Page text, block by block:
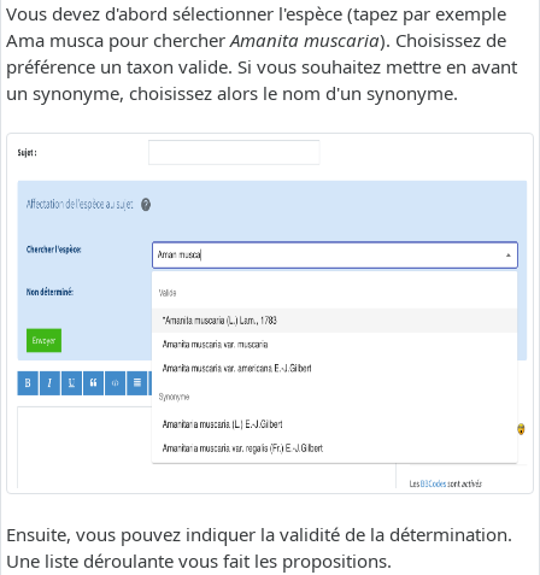
Vous devez d'abord sélectionner l'espèce (tapez par exemple
Ama musca pour chercherAmanita muscaria). Choisissez de
préférence un taxon valide. Si vous souhaitez mettre en avant
un synonyme, choisissez alors le nom d'un synonyme.
Ensuite, vous pouvez indiquer la validité de la détermination.
Une liste déroulante vous fait les propositions.